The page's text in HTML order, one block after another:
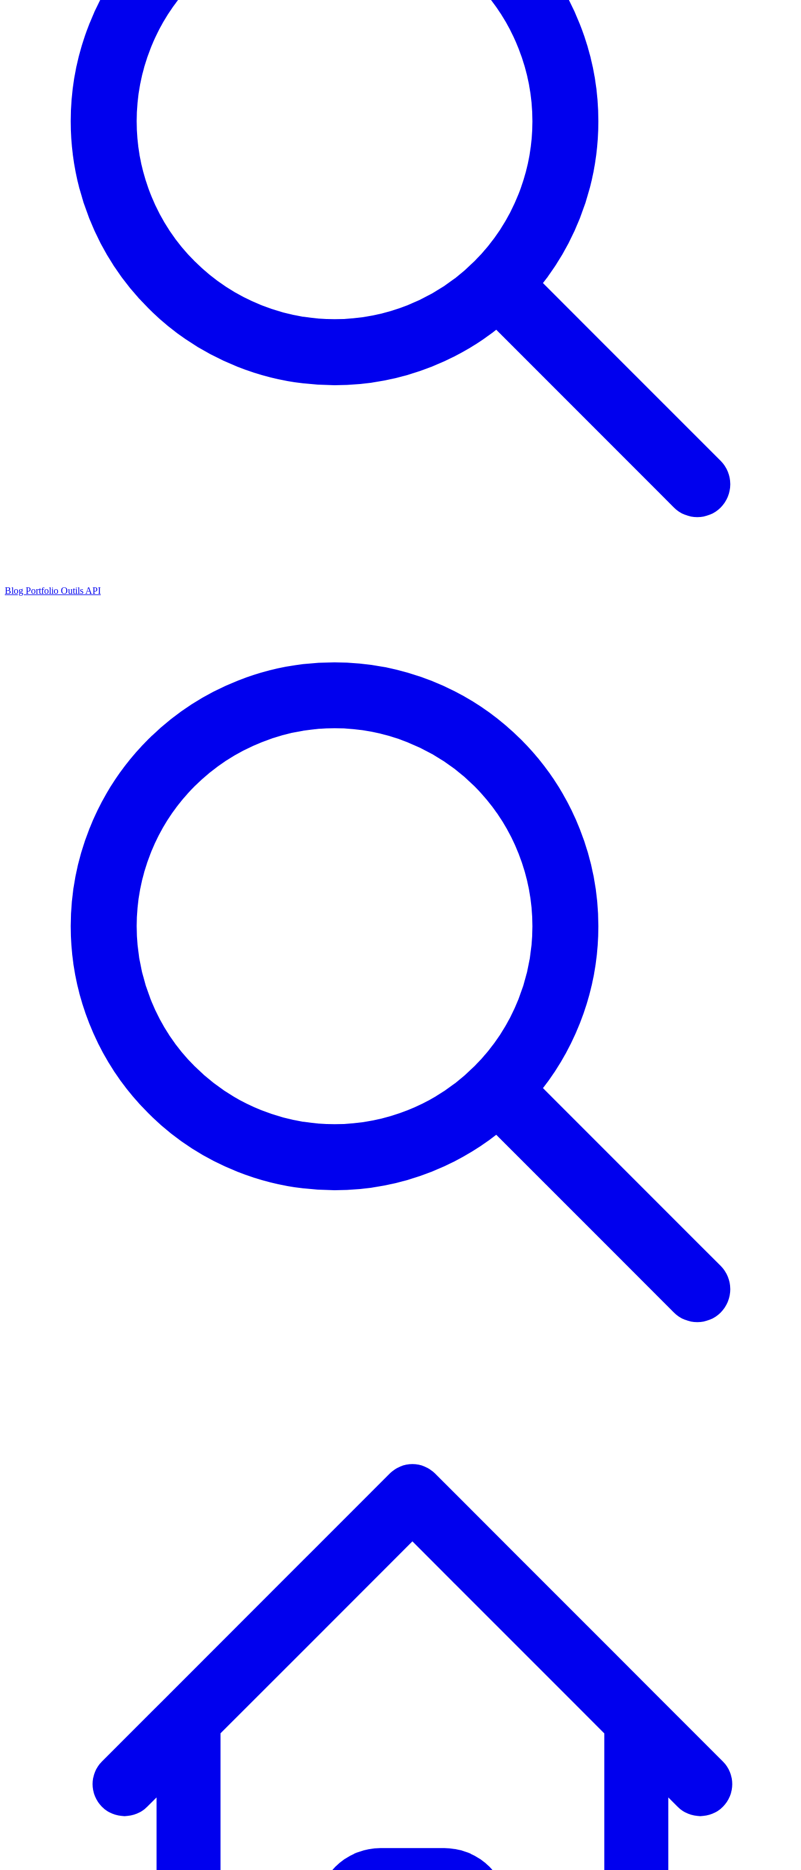
Blog Portfolio Outils API